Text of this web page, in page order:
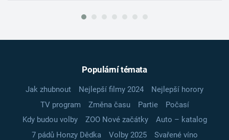
Populární témata
Jak zhubnout Nejlepší filmy 2024
Nejlepší horory
TV program
Změna času Partie
Počasí
Kdy budou volby
ZOO Nové začátky
Auto – katalog
7 pádů Honzy Dědka
Volby 2025
Svařené víno